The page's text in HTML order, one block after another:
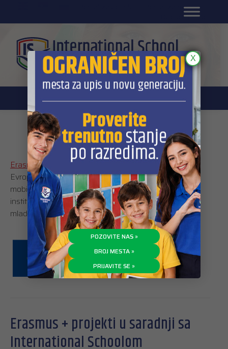
Portal za roditelje
DL platforma
Erasmus +
Erasmus +
je renomirani međunarodni program
Evropske komisije, čiji je cilj obrazovanje, obuka i
mobilnost mladih, kao i sklapanje saradnje sa
institucijama i organizacijama iz oblasti obrazovanja
mladih i sporta.
Erasmus + projekti u saradnji sa
International Schoolom
POZOVITE NAS »
BROJ MESTA »
PRIJAVITE SE »
X